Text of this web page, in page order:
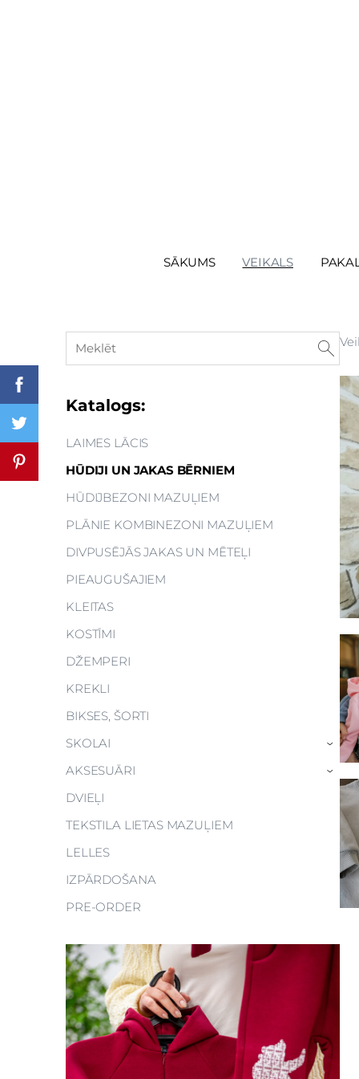
SĀKUMS VEIKALS
Katalogs:
LAIMES LĀCIS
HŪDIJI UN JAKAS BĒRNIEM
HŪDIJBEZONI MAZUĻIEM
PLĀNIE KOMBINEZONI MAZUĻIEM
DIVPUSĒJĀS JAKAS UN MĒTEĻI
PIEAUGUŠAJIEM
KLEITAS
KOSTĪMI
DŽEMPERI
KREKLI
BIKSES, ŠORTI
SKOLAI
›
AKSESUĀRI ›
DVIEĻI
TEKSTILA LIETAS MAZUĻIEM
LELLES
IZPĀRDOŠANA
PRE-ORDER